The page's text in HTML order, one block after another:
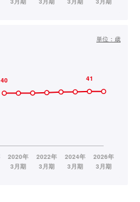
単位： 歳